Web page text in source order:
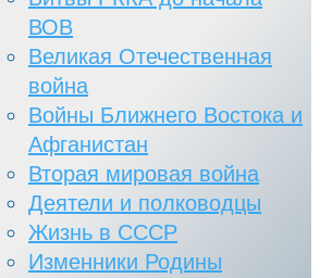
ВОВ
Великая Отечественная
война
Войны Ближнего Востока и
Афганистан
Вторая мировая война
Деятели и полководцы
Жизнь в СССР
Изменники Родины